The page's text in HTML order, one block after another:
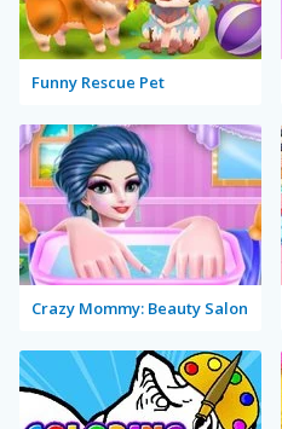
Funny Rescue Pet
Crazy Mommy: Beauty Salon